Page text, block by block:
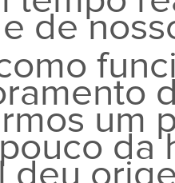
de
um
da